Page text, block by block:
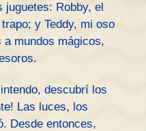
juguetes: Robby, el
y Teddy, mi oso
mundos mágicos,
descubrí los
Las luces, los
Desde entonces,